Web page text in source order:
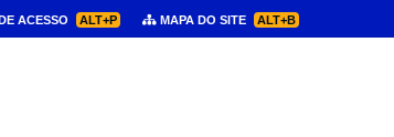
ACESSO ALT+P MAPA DO SITE ALT+B